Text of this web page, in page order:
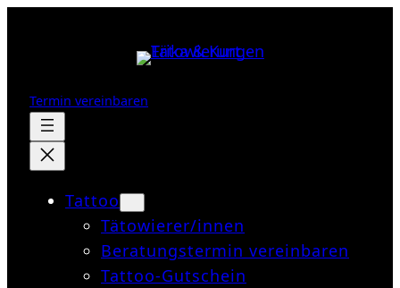
Termin vereinbaren
Tattoo
Tätowierer/innen
Beratungstermin vereinbaren
Tattoo-Gutschein